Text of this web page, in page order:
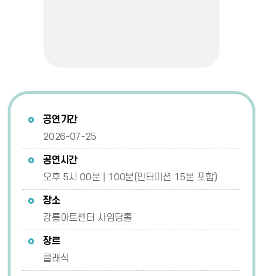
공연기간
2026-07-25
공연시간
오후 5시 00분 | 100분(인터미션 15분 포함)
장소
강릉아트센터 사임당홀
장르
클래식